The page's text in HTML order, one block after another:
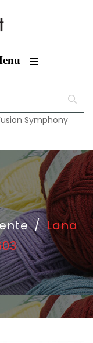
≡
Symphony
/ Lana